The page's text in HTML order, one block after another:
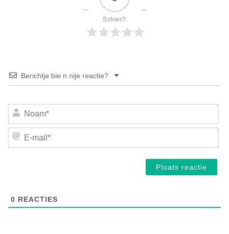
Schier?
Berichtje bie n nije reactie?
E-
0 REACTIES